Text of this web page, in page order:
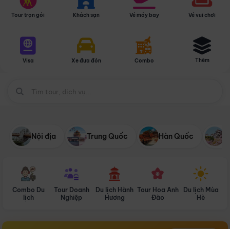
Tour trọn gói Khách sạn Vé máy bay Vé vui chơi
Visa Xe đưa đón Combo Thêm
Nội địa Trung Quốc Hàn Quốc
Combo Du
lịch
Tour Doanh
Nghiệp
Du lịch Hành
Hương
Tour Hoa Anh
Đào
Du lịch Mùa
Hè